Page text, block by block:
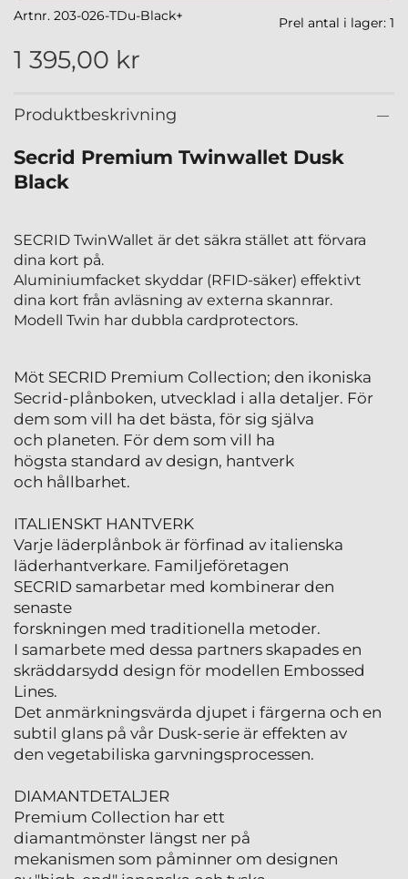
Prel antal i lager: 1
Artnr. 203-026-TDu-Black+
1 395,00 kr
Produktbeskrivning
Secrid Premium Twinwallet Dusk
Black
SECRID TwinWallet är det säkra stället att förvara
dina kort på.
Aluminiumfacket skyddar (RFID-säker) effektivt
dina kort från avläsning av externa skannrar.
Modell Twin har dubbla cardprotectors.
Möt SECRID Premium Collection; den ikoniska
Secrid-plånboken, utvecklad i alla detaljer. För
dem som vill ha det bästa, för sig själva
och planeten. För dem som vill ha
högsta standard av design, hantverk
och hållbarhet.
ITALIENSKT HANTVERK
Varje läderplånbok är förfinad av italienska
läderhantverkare. Familjeföretagen
SECRID samarbetar med kombinerar den
senaste
forskningen med traditionella metoder.
I samarbete med dessa partners skapades en
skräddarsydd design för modellen Embossed
Lines.
Det anmärkningsvärda djupet i färgerna och en
subtil glans på vår Dusk-serie är effekten av
den vegetabiliska garvningsprocessen.
DIAMANTDETALJER
Premium Collection har ett
diamantmönster längst ner på
mekanismen som påminner om designen